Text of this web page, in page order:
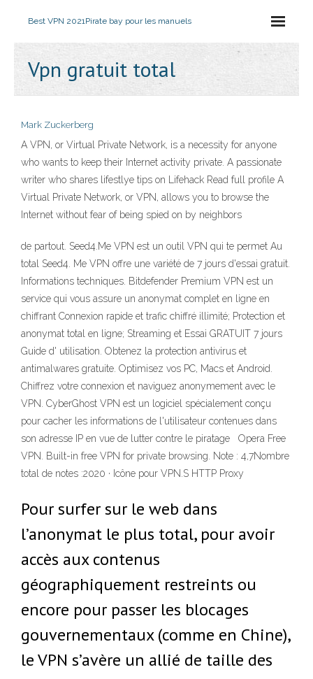
Best VPN 2021Pirate bay pour les manuels
Vpn gratuit total
Mark Zuckerberg
A VPN, or Virtual Private Network, is a necessity for anyone
who wants to keep their Internet activity private. A passionate
writer who shares lifestlye tips on Lifehack Read full profile A
Virtual Private Network, or VPN, allows you to browse the
Internet without fear of being spied on by neighbors
de partout. Seed4.Me VPN est un outil VPN qui te permet Au
total Seed4. Me VPN offre une variété de 7 jours d'essai gratuit.
Informations techniques. Bitdefender Premium VPN est un
service qui vous assure un anonymat complet en ligne en
chiffrant Connexion rapide et trafic chiffré illimité; Protection et
anonymat total en ligne; Streaming et Essai GRATUIT 7 jours
Guide d' utilisation. Obtenez la protection antivirus et
antimalwares gratuite. Optimisez vos PC, Macs et Android.
Chiffrez votre connexion et naviguez anonymement avec le
VPN. CyberGhost VPN est un logiciel spécialement conçu
pour cacher les informations de l'utilisateur contenues dans
son adresse IP en vue de lutter contre le piratage Opera Free
VPN. Built-in free VPN for private browsing. Note : 4,7Nombre
total de notes :2020 · Icône pour VPN.S HTTP Proxy
Pour surfer sur le web dans
l’anonymat le plus total, pour avoir
accès aux contenus
géographiquement restreints ou
encore pour passer les blocages
gouvernementaux (comme en Chine),
le VPN s’avère un allié de taille des